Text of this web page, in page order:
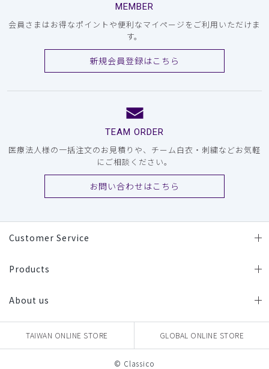
MEMBER
会員さまはお得なポイントや便利なマイページをご利用いただけま
す。
新規会員登録はこちら
TEAM ORDER
医療法人様の一括注文のお見積りや、チーム白衣・刺繍などお気軽
にご相談ください。
お問い合わせはこちら
Customer Service
Products
About us
TAIWAN ONLINE STORE GLOBAL ONLINE STORE
© Classico